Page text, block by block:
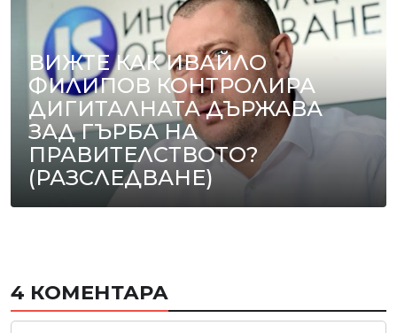
ВИЖТЕ КАК ИВАЙЛО
ФИЛИПОВ КОНТРОЛИРА
ДИГИТАЛНАТА ДЪРЖАВА
ЗАД ГЪРБА НА
ПРАВИТЕЛСТВОТО?
(РАЗСЛЕДВАНЕ)
4 КОМЕНТАРА